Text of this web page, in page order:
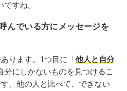
すね。
んでいる方にメッセージを
ります。1つ目に「 他人と自分
分にしかないものを見つけるこ
。他の人と比べて、できない